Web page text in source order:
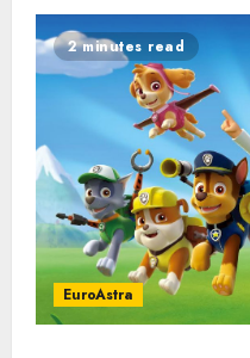
2 minutes read
EuroAstra